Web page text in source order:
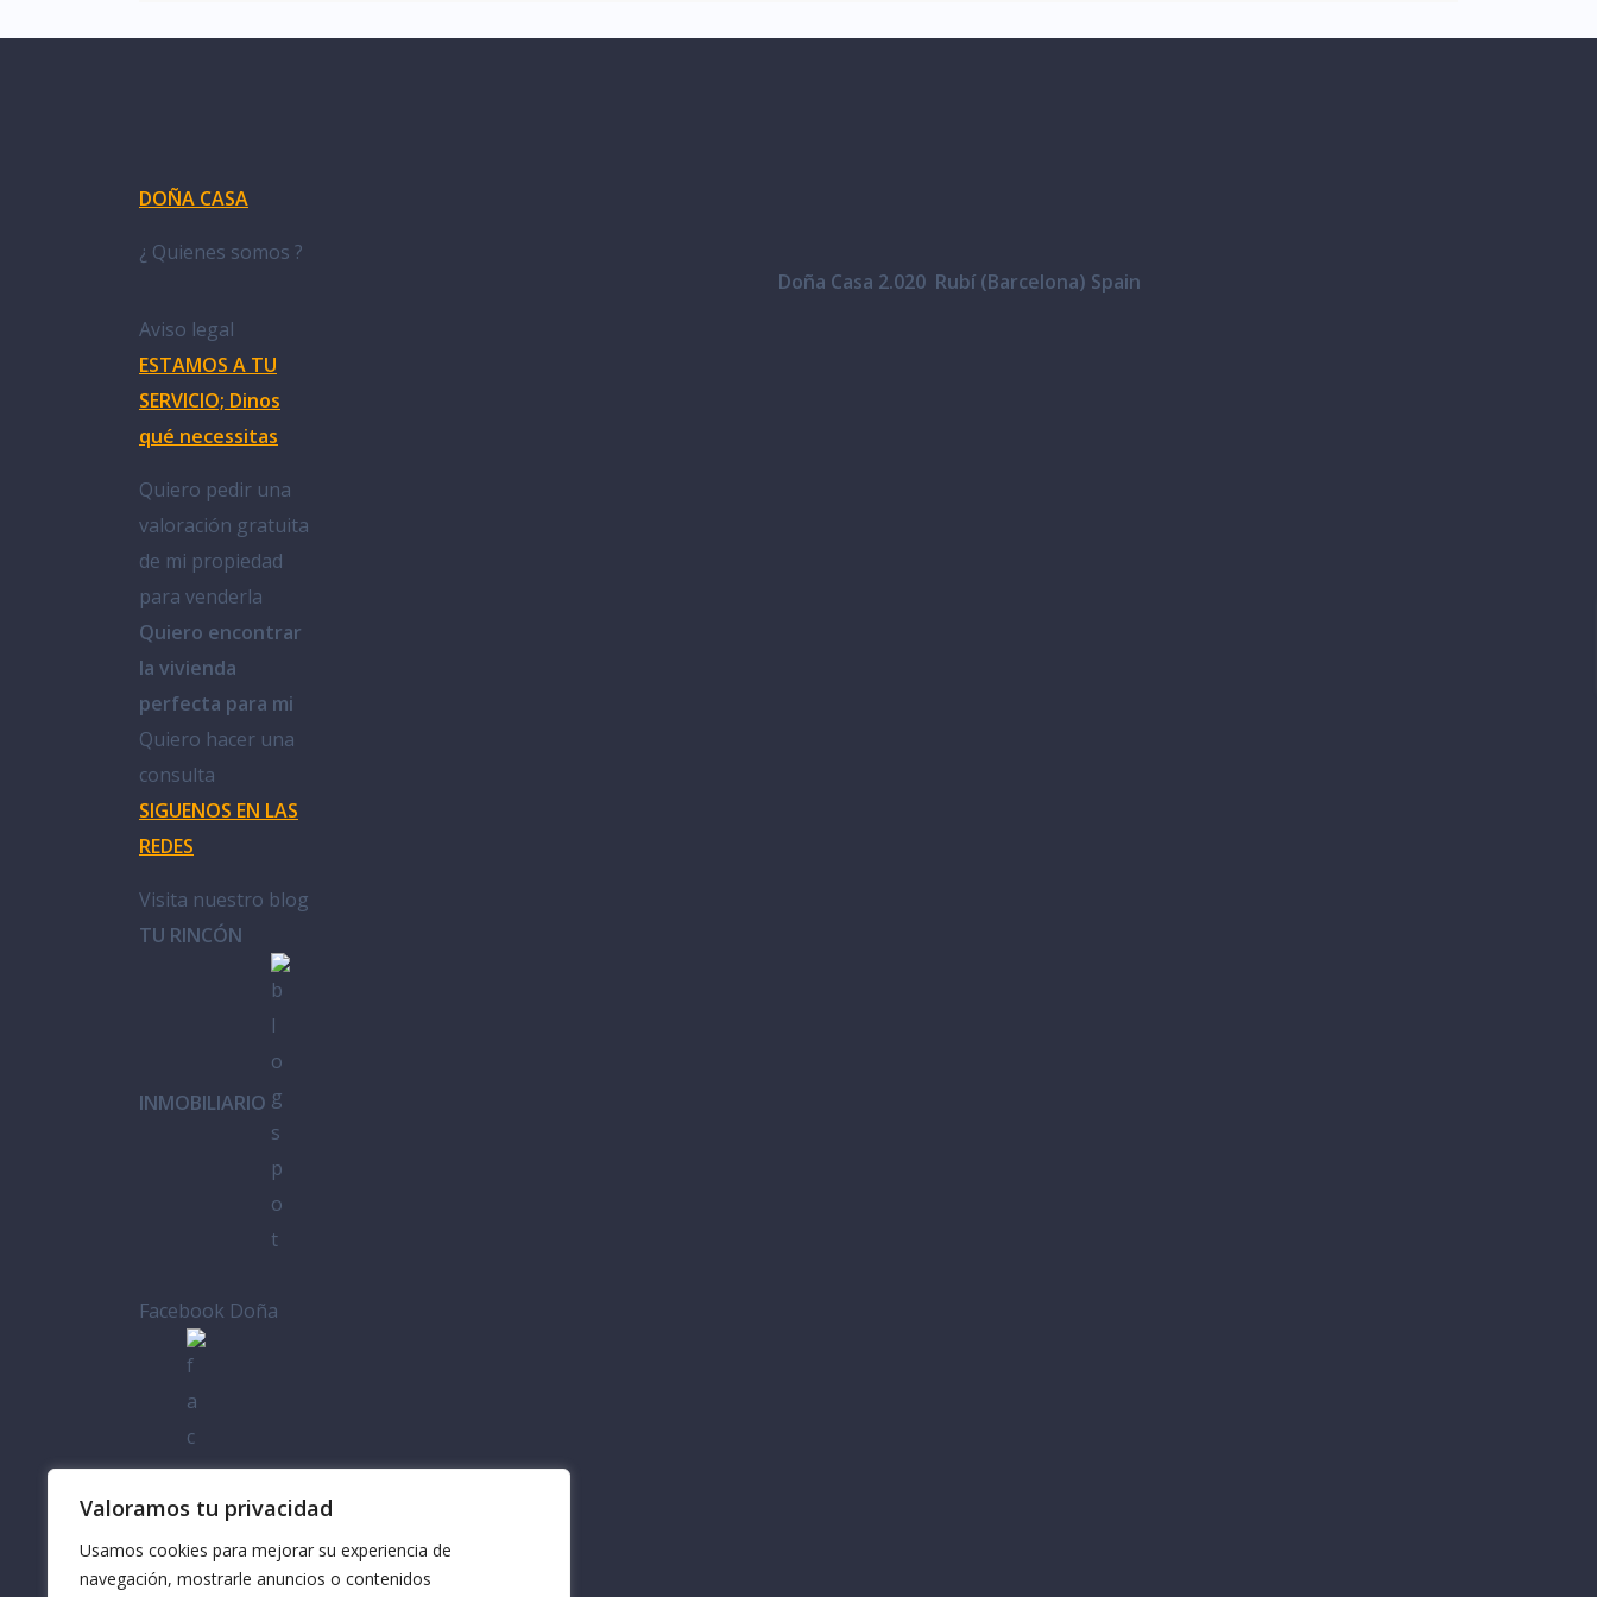
Valoramos tu privacidad
Usamos cookies para mejorar su experiencia de
navegación, mostrarle anuncios o contenidos
DOÑA CASA
¿ Quienes somos ?
Aviso legal
ESTAMOS A TU
SERVICIO; Dinos
qué necessitas
Quiero pedir una
valoración gratuita
de mi propiedad
para venderla
Quiero encontrar
la vivienda
perfecta para mi
Quiero hacer una
consulta
SIGUENOS EN LAS
REDES
Visita nuestro blog
TU RINCÓN
INMOBILIARIO
Facebook Doña